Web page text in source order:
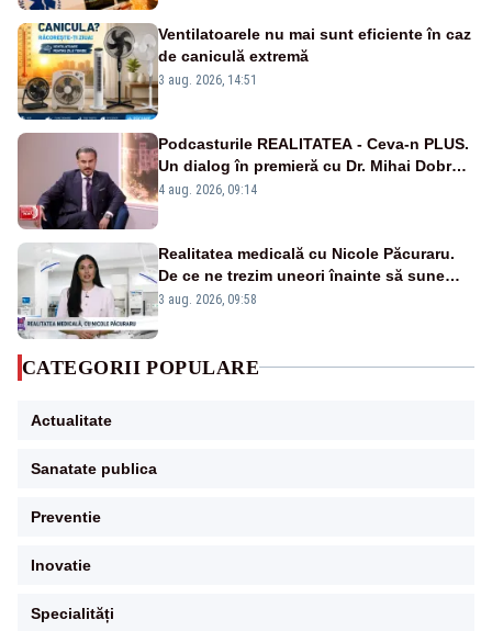
Ventilatoarele nu mai sunt eficiente în caz
de caniculă extremă
3 aug. 2026, 14:51
Podcasturile REALITATEA - Ceva-n PLUS.
Un dialog în premieră cu Dr. Mihai Dobra –
VIDEO
4 aug. 2026, 09:14
Realitatea medicală cu Nicole Păcuraru.
De ce ne trezim uneori înainte să sune
alarma?
3 aug. 2026, 09:58
CATEGORII POPULARE
Actualitate
Sanatate publica
Preventie
Inovatie
Specialități